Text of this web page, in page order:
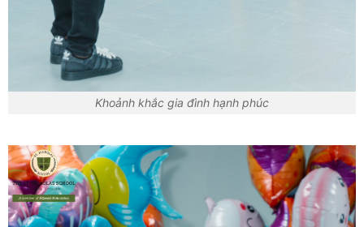
Khoảnh khắc gia đình hạnh phúc